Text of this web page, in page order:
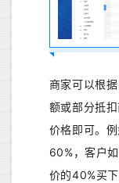
商家可以根
额或部分抵
价格即可。
60%，客户
价的40%买下